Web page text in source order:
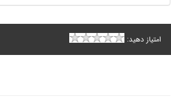
امتیاز دهید: